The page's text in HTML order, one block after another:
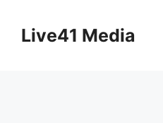
contentLive41 Media